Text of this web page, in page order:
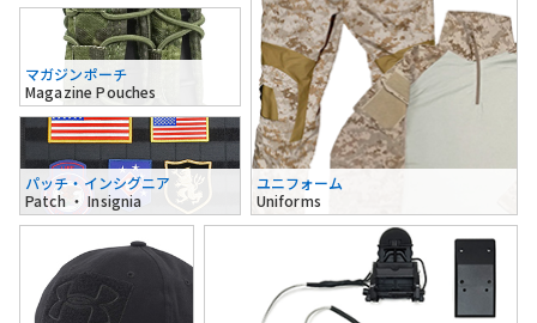
マガジンポーチ
Magazine Pouches
パッチ・インシグニア
Patch ・ Insignia
ユニフォーム
Uniforms